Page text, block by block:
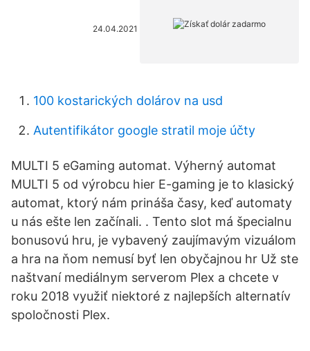
24.04.2021
100 kostarických dolárov na usd
Autentifikátor google stratil moje účty
MULTI 5 eGaming automat. Výherný automat
MULTI 5 od výrobcu hier E-gaming je to klasický
automat, ktorý nám prináša časy, keď automaty
u nás ešte len začínali. . Tento slot má špecialnu
bonusovú hru, je vybavený zaujímavým vizuálom
a hra na ňom nemusí byť len obyčajnou hr Už ste
naštvaní mediálnym serverom Plex a chcete v
roku 2018 využiť niektoré z najlepších alternatív
spoločnosti Plex.